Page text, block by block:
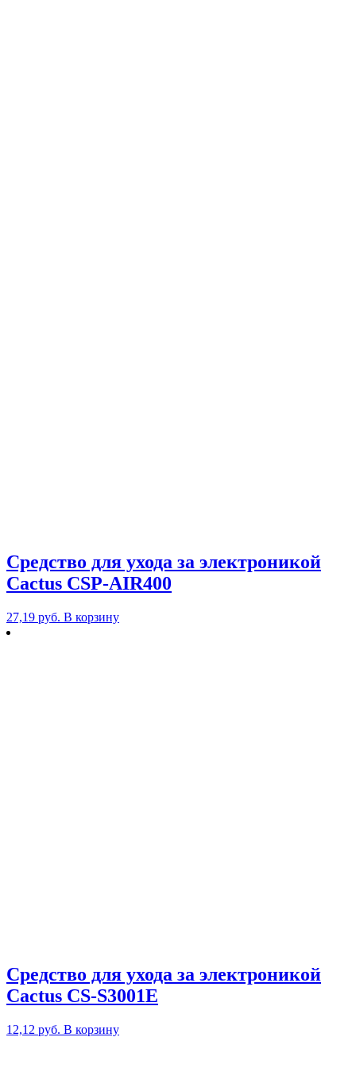
Средство для ухода за электроникой
Cactus CSP-AIR400
27,19 руб. В корзину
Средство для ухода за электроникой
Cactus CS-S3001E
12,12 руб. В корзину